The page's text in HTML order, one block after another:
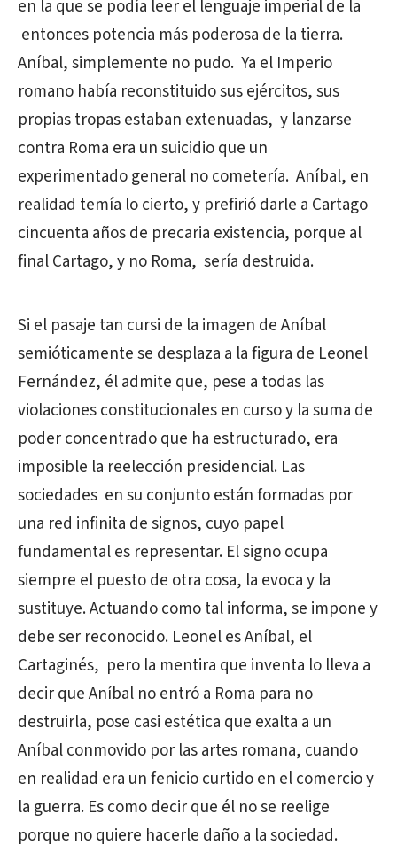
en la que se podía leer el lenguaje imperial de la
entonces potencia más poderosa de la tierra.
Aníbal, simplemente no pudo. Ya el Imperio
romano había reconstituido sus ejércitos, sus
propias tropas estaban extenuadas, y lanzarse
contra Roma era un suicidio que un
experimentado general no cometería. Aníbal, en
realidad temía lo cierto, y prefirió darle a Cartago
cincuenta años de precaria existencia, porque al
final Cartago, y no Roma, sería destruida.
Si el pasaje tan cursi de la imagen de Aníbal
semióticamente se desplaza a la figura de Leonel
Fernández, él admite que, pese a todas las
violaciones constitucionales en curso y la suma de
poder concentrado que ha estructurado, era
imposible la reelección presidencial. Las
sociedades en su conjunto están formadas por
una red infinita de signos, cuyo papel
fundamental es representar. El signo ocupa
siempre el puesto de otra cosa, la evoca y la
sustituye. Actuando como tal informa, se impone y
debe ser reconocido. Leonel es Aníbal, el
Cartaginés, pero la mentira que inventa lo lleva a
decir que Aníbal no entró a Roma para no
destruirla, pose casi estética que exalta a un
Aníbal conmovido por las artes romana, cuando
en realidad era un fenicio curtido en el comercio y
la guerra. Es como decir que él no se reelige
porque no quiere hacerle daño a la sociedad.